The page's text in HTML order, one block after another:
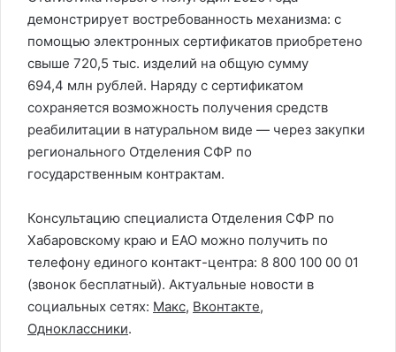
демонстрирует востребованность механизма: с
помощью электронных сертификатов приобретено
свыше 720,5 тыс. изделий на общую сумму
694,4 млн рублей. Наряду с сертификатом
сохраняется возможность получения средств
реабилитации в натуральном виде — через закупки
регионального Отделения СФР по
государственным контрактам.
Консультацию специалиста Отделения СФР по
Хабаровскому краю и ЕАО можно получить по
телефону единого контакт-центра: 8 800 100 00 01
(звонок бесплатный). Актуальные новости в
социальных сетях: Макс, Вконтакте,
Одноклассники.